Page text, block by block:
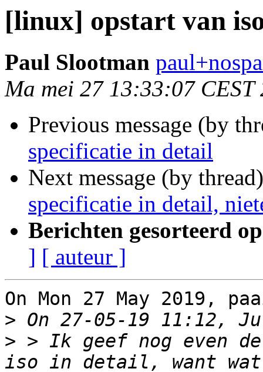
[linux] opstart van
Paul Slootman
Ma mei 27 13:33:07 CEST
Previous message (by
specificatie in detail
Next message (by
specificatie in detail,
Berichten gesorteerd
] [ auteur ]
On Mon 27 May 2019,
>
> > Ik geef nog even